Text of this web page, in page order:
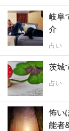
岐阜
介
占い
茨城
占い
怖い
能者